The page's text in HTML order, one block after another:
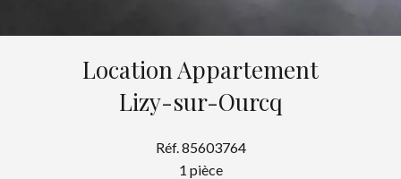
Location Appartement
Lizy-sur-Ourcq
Réf. 85603764
1 pièce